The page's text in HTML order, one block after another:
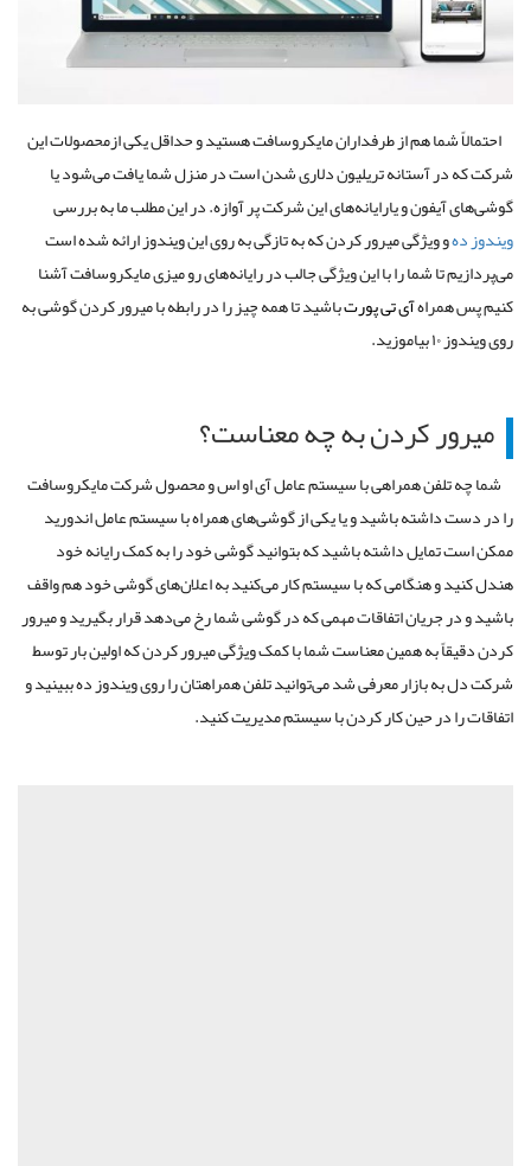
احتمالاً شما هم از طرفداران مایکروسافت هستید و حداقل یکی ازمحصولات این
شرکت که در آستانه تریلیون دلاری شدن است در منزل شما یافت می‌شود یا
گوشی‌های آیفون و یارایانه‌های این شرکت پر آوازه. در این مطلب ما به بررسی
ویندوز دهو ویژگی میرور کردن که به تازگی به روی این ویندوز ارائه شده است
می‌پردازیم تا شما را با این ویژگی جالب در رایانه‌های رو میزی مایکروسافت آشنا
کنیم پس همراهآی تی پورتباشید تا همه چیز را در رابطه با میرور کردن گوشی به
روی ویندوز ۱۰ بیاموزید.
میرور کردن به چه معناست؟
شما چه تلفن همراهی با سیستم عامل آی او اس و محصول شرکت مایکروسافت
را در دست داشته باشید و یا یکی از گوشی‌های همراه با سیستم عامل اندورید
ممکن است تمایل داشته باشید که بتوانید گوشی خود را به کمک رایانه‌ خود
هندل کنید و هنگامی که با سیستم کار می‌کنید به اعلان‌های گوشی خود هم واقف
باشید و در جریان اتفاقات مهمی که در گوشی شما رخ می‌دهد قرار بگیرید و میرور
کردن دقیقاً به همین معناست شما با کمک ویژگی میرور کردن که اولین بار توسط
شرکت دل به بازار معرفی شد می‌توانید تلفن همراهتان را روی ویندوز ده ببینید و
اتفاقات را در حین کار کردن با سیستم مدیریت کنید.